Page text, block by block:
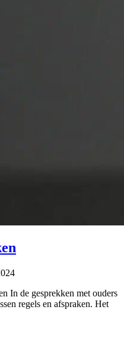
In de gesprekken met ouders
regels en afspraken. Het